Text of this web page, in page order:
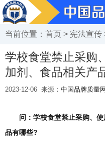
当前位置： 首页 > 宪法宣传
学校食堂禁止采购
加剂、食品相关产
2023-12-06 来源： 中国品牌质量网
问：学校食堂禁止采购、使
品有哪些?